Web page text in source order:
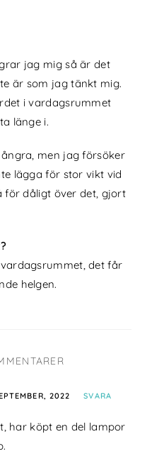
jag mig så är det
är som jag tänkt mig.
i vardagsrummet
länge i.
men jag försöker
lägga för stor vikt vid
för dåligt över det, gjort
det får
helgen.
2022 SVARA
har köpt en del lampor